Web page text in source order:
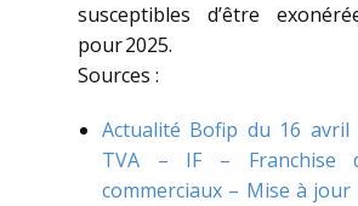
susceptibles d’être
pour 2025.
Sources :
Actualité Bofip du 16 avril
TVA – IF – Franchise
commerciaux – Mise à